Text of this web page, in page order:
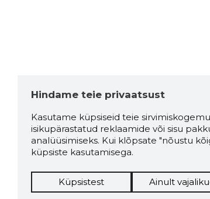
Hindame teie privaatsust
Kasutame küpsiseid teie
isikupärastatud reklaamide või sisu
analüüsimiseks. Kui klõpsate "nõustu
küpsiste kasutamisega.
Küpsistest Ainult